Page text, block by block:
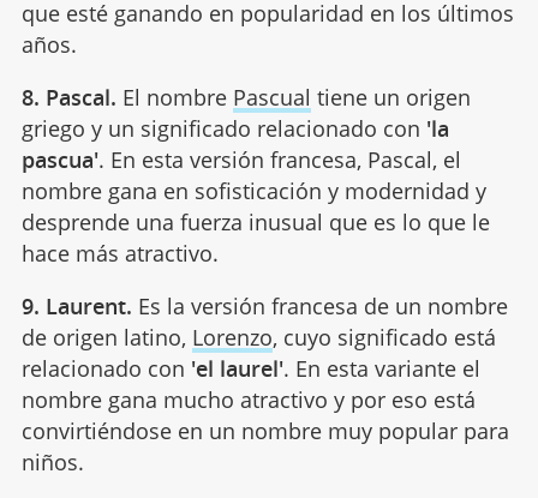
que esté ganando en popularidad en los últimos
años.
8. Pascal. El nombre Pascual tiene un origen
griego y un significado relacionado con 'la
pascua'. En esta versión francesa, Pascal, el
nombre gana en sofisticación y modernidad y
desprende una fuerza inusual que es lo que le
hace más atractivo.
9. Laurent. Es la versión francesa de un nombre
de origen latino, Lorenzo, cuyo significado está
relacionado con 'el laurel'. En esta variante el
nombre gana mucho atractivo y por eso está
convirtiéndose en un nombre muy popular para
niños.